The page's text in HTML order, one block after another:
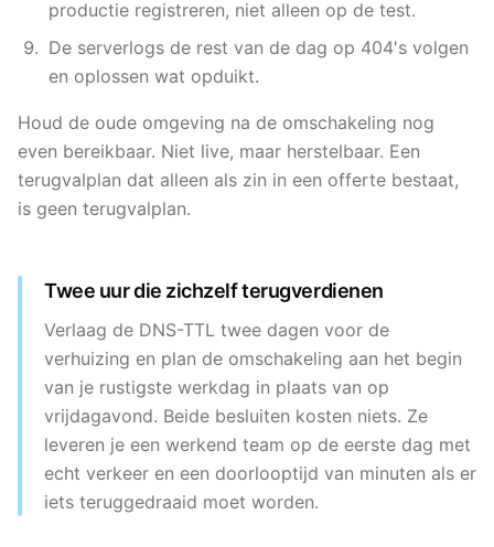
productie registreren, niet alleen op de test.
De serverlogs de rest van de dag op 404's volgen
en oplossen wat opduikt.
Houd de oude omgeving na de omschakeling nog
even bereikbaar. Niet live, maar herstelbaar. Een
terugvalplan dat alleen als zin in een offerte bestaat,
is geen terugvalplan.
Twee uur die zichzelf terugverdienen
Verlaag de DNS-TTL twee dagen voor de
verhuizing en plan de omschakeling aan het begin
van je rustigste werkdag in plaats van op
vrijdagavond. Beide besluiten kosten niets. Ze
leveren je een werkend team op de eerste dag met
echt verkeer en een doorlooptijd van minuten als er
iets teruggedraaid moet worden.